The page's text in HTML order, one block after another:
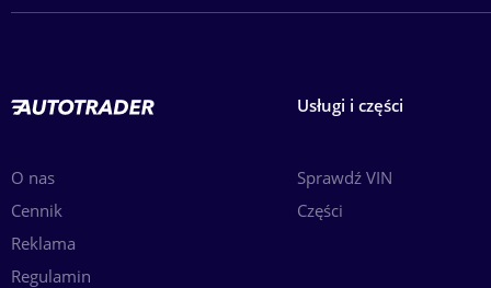
O nas
Cennik
Reklama
Regulamin
Usługi i części
Sprawdź VIN
Części